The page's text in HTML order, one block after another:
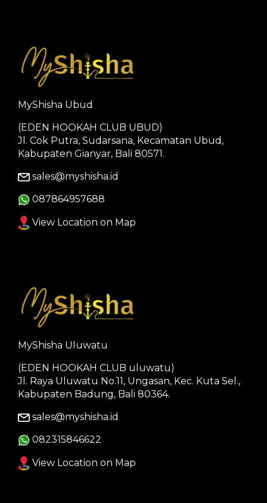
MyShisha Ubud
(EDEN HOOKAH CLUB UBUD)
Jl. Cok Putra, Sudarsana, Kecamatan Ubud,
Kabupaten Gianyar, Bali 80571.
sales@myshisha.id
087864957688
View Location on Map
MyShisha Uluwatu
(EDEN HOOKAH CLUB uluwatu)
Jl. Raya Uluwatu No.11, Ungasan, Kec. Kuta Sel.,
Kabupaten Badung, Bali 80364.
sales@myshisha.id
082315846622
View Location on Map